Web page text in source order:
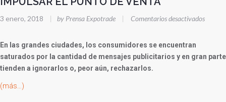
3 enero, 2018 | by Prensa Expotrade | Comentarios desactivadosen
PUNTO
En las grandes ciudades, los consumidores se encuentran
saturados por la cantidad de mensajes publicitarios y en gran parte
tienden a ignorarlos o, peor aún, rechazarlos.
(más…)